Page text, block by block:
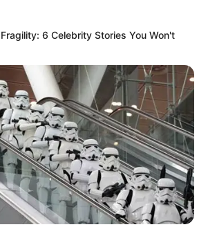
วามสัมพันธ์อันลึกซึ้งนี้จะยั่งยืนและ
ทั้งคู่มิได้มีเพียงแค่ความรักและ
และกันเท่านั้น แต่คุณยังนำความสุข
บครัวจนฐานะนั้นมั่งมีศรีสุขขึ้นเรื่อยๆ
รือสายการงานเดียวกันก็จะยิ่งประสบ
ำรวยในระดับเศรษฐีจะมีหลักทรัพย์
ป็นบ้านเป็นรถหรือที่ดิน
เป็นคู่รักที่มีความสุขสำราญ มีเกียรติ
6 Celebrity Stories You Won't